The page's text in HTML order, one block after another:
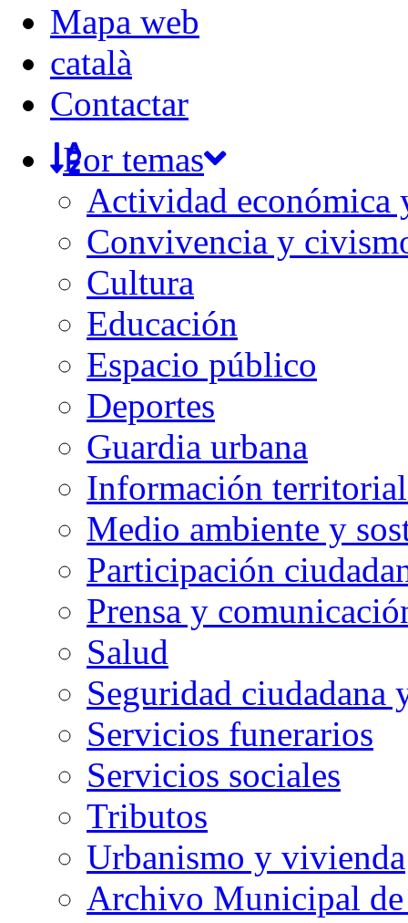
Mapa web
català
Contactar
Por temas
Actividad económica
Convivencia y
Cultura
Educación
Espacio público
Deportes
Guardia urbana
Información
Medio ambiente y
Participación
Prensa y
Salud
Seguridad ciudadana
Servicios funerarios
Servicios sociales
Tributos
Urbanismo y vivienda
Archivo Municipal de